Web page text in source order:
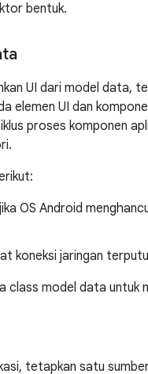
bentuk.
UI dari model data,
elemen UI dan
proses komponen
OS Android
koneksi jaringan
model data untuk
tetapkan satu